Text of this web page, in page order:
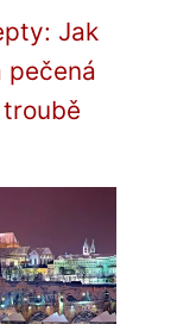
Jak
pečená